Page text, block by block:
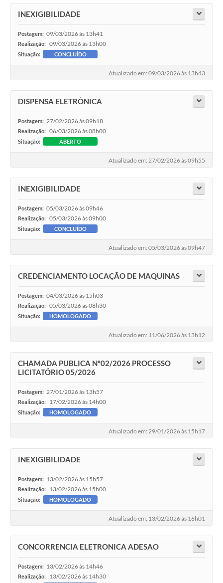
INEXIGIBILIDADE
Postagem: 09/03/2026 às 13h41
Realização: 09/03/2026 às 13h00
Situação: CONCLUÍDO
Atualizado em: 09/03/2026 às 13h43
DISPENSA ELETRÔNICA
Postagem: 27/02/2026 às 09h18
Realização: 06/03/2026 às 08h00
Situação: ABERTO
Atualizado em: 27/02/2026 às 09h55
INEXIGIBILIDADE
Postagem: 05/03/2026 às 09h46
Realização: 05/03/2026 às 09h00
Situação: CONCLUÍDO
Atualizado em: 05/03/2026 às 09h47
CREDENCIAMENTO LOCAÇÃO DE MAQUINAS
Postagem: 04/03/2026 às 15h03
Realização: 05/03/2026 às 08h30
Situação: HOMOLOGADO
Atualizado em: 11/06/2026 às 13h12
CHAMADA PUBLICA Nº02/2026 PROCESSO
LICITATÓRIO 05/2026
Postagem: 27/01/2026 às 13h57
Realização: 17/02/2026 às 14h00
Situação: HOMOLOGADO
Atualizado em: 29/01/2026 às 15h17
INEXIGIBILIDADE
Postagem: 13/02/2026 às 15h57
Realização: 13/02/2026 às 15h00
Situação: HOMOLOGADO
Atualizado em: 13/02/2026 às 16h01
CONCORRENCIA ELETRONICA ADESAO
Postagem: 13/02/2026 às 14h46
Realização: 13/02/2026 às 14h30